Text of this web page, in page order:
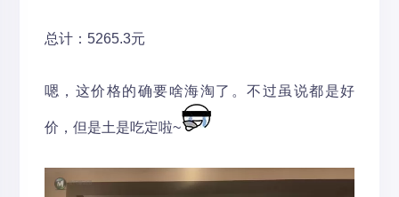
总计：5265.3元
嗯，这价格的确要啥海淘了。不过虽说都是好
价，但是土是吃定啦~